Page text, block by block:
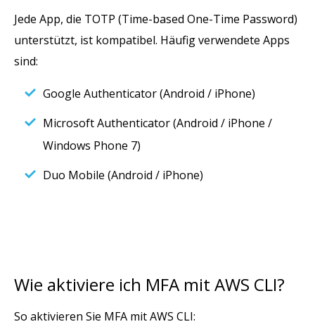
Jede App, die TOTP (Time-based One-Time Password)
unterstützt, ist kompatibel. Häufig verwendete Apps
sind:
Google Authenticator (Android / iPhone)
Microsoft Authenticator (Android / iPhone /
Windows Phone 7)
Duo Mobile (Android / iPhone)
Wie aktiviere ich MFA mit AWS CLI?
So aktivieren Sie MFA mit AWS CLI: